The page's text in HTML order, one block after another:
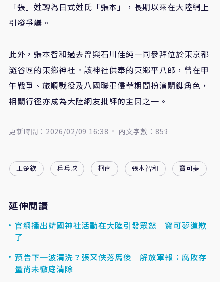
「張」姓轉為日式姓氏「張本」，長期以來在大陸網上
引發爭議。
此外，張本智和過去曾與石川佳純一同參拜位於東京都
澀谷區的東鄉神社。該神社供奉的東鄉平八郎，曾在甲
午戰爭、旅順戰役及八國聯軍侵華期間扮演關鍵角色，
相關行徑亦成為大陸網友批評的主因之一。
更新時間：2026/02/09 16:38 內文字數：859
王楚欽 乒乓球 柯南 張本智和 寶可夢
延伸閱讀
官網播出靖國神社活動在大陸引發眾怒 寶可夢道歉
了
預告下一波清洗？張又俠落馬後 解放軍報：腐敗存
量尚未徹底清除